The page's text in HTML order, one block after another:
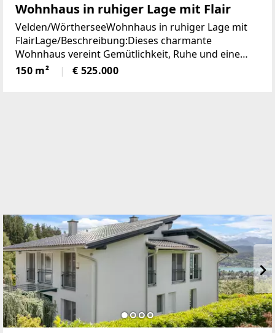
Wohnhaus in ruhiger Lage mit Flair
Velden/WörtherseeWohnhaus in ruhiger Lage mit
FlairLage/Beschreibung:Dieses charmante
Wohnhaus vereint Gemütlichkeit, Ruhe und eine
hohe Lebensqualität in unmittelbarer Nähe zum
Zentrum von Velden. Eingebettet in eine
150 m² € 525.000